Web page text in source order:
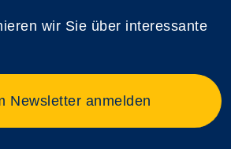
wir Sie über interessante
Newsletter anmelden